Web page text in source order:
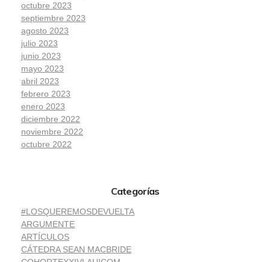
octubre 2023
septiembre 2023
agosto 2023
julio 2023
junio 2023
mayo 2023
abril 2023
febrero 2023
enero 2023
diciembre 2022
noviembre 2022
octubre 2022
Categorías
#LOSQUEREMOSDEVUELTA
ARGUMENTE
ARTÍCULOS
CÁTEDRA SEAN MACBRIDE